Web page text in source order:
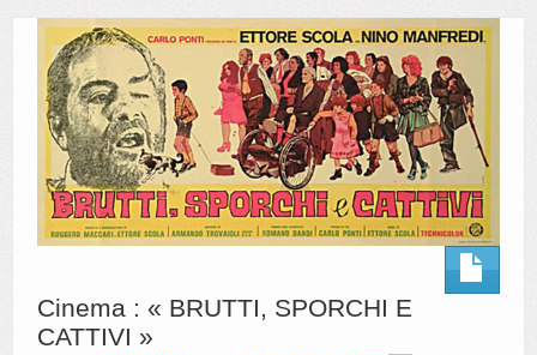
AUTRES LIEUX
ANIMATIONS DES MUSÉES
PUBLICATIONS
LES APPELS À PROJETS
LE PORTAIL DES COLLECTIONS
Cinema : « BRUTTI, SPORCHI E
CATTIVI »